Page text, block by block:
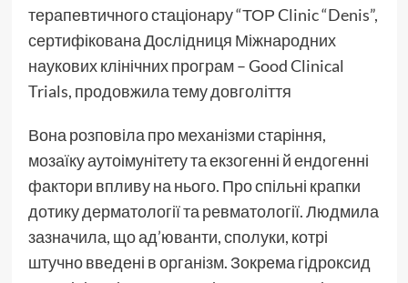
терапевтичного стаціонару “ТОР Clinic “Denis”,
сертифікована Дослідниця Міжнародних
наукових клінічних програм – Good Clinical
Trials, продовжила тему довголіття
Вона розповіла про механізми старіння,
мозаїку аутоімунітету та екзогенні й ендогенні
фактори впливу на нього. Про спільні крапки
дотику дерматології та ревматології. Людмила
зазначила, що ад’юванти, сполуки, котрі
штучно введені в організм. Зокрема гідроксид